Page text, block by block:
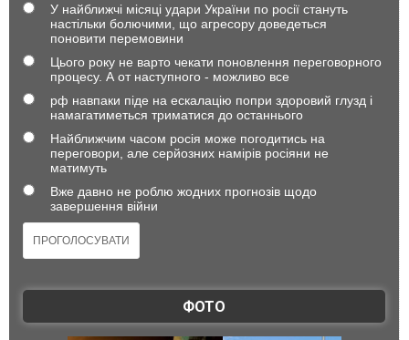
У найближчі місяці удари України по росії стануть
настільки болючими, що агресору доведеться
поновити перемовини
Цього року не варто чекати поновлення переговорного
процесу. А от наступного - можливо все
рф навпаки піде на ескалацію попри здоровий глузд і
намагатиметься триматися до останнього
Найближчим часом росія може погодитись на
переговори, але серйозних намірів росіяни не
матимуть
Вже давно не роблю жодних прогнозів щодо
завершення війни
ФОТО